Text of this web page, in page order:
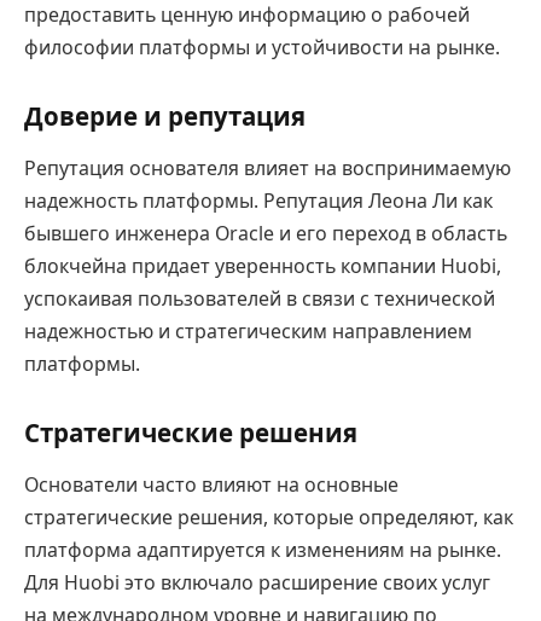
предоставить ценную информацию о рабочей
философии платформы и устойчивости на рынке.
Доверие и репутация
Репутация основателя влияет на воспринимаемую
надежность платформы. Репутация Леона Ли как
бывшего инженера Oracle и его переход в область
блокчейна придает уверенность компании Huobi,
успокаивая пользователей в связи с технической
надежностью и стратегическим направлением
платформы.
Стратегические решения
Основатели часто влияют на основные
стратегические решения, которые определяют, как
платформа адаптируется к изменениям на рынке.
Для Huobi это включало расширение своих услуг
на международном уровне и навигацию по